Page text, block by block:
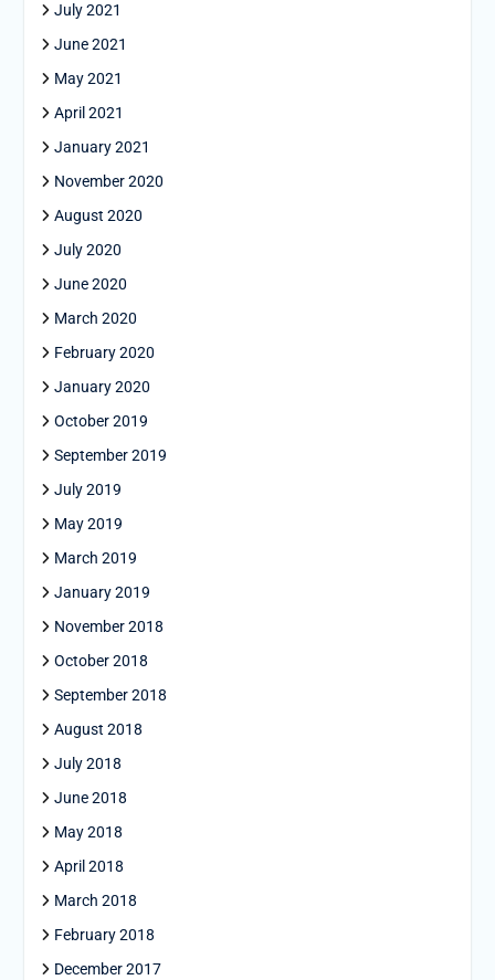
July 2021
June 2021
May 2021
April 2021
January 2021
November 2020
August 2020
July 2020
June 2020
March 2020
February 2020
January 2020
October 2019
September 2019
July 2019
May 2019
March 2019
January 2019
November 2018
October 2018
September 2018
August 2018
July 2018
June 2018
May 2018
April 2018
March 2018
February 2018
December 2017